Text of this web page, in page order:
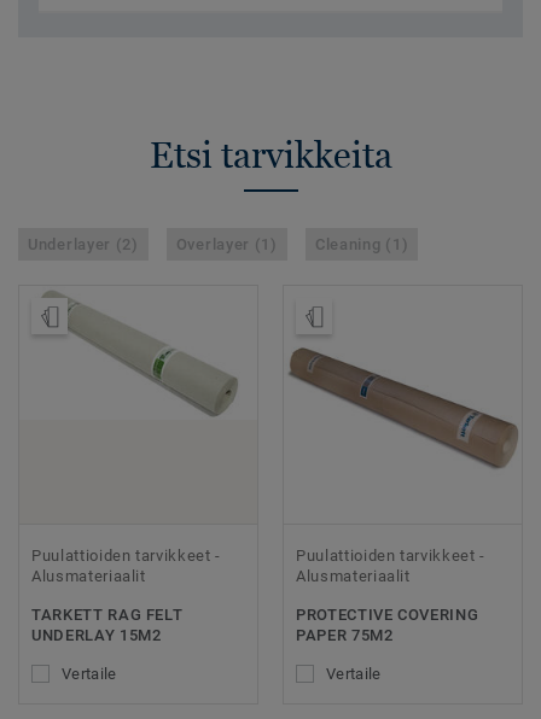
Etsi tarvikkeita
Underlayer (2) Overlayer (1) Cleaning (1)
Tilaa malli
Puulattioiden tarvikkeet -
Alusmateriaalit
TARKETT RAG FELT
UNDERLAY 15M2
Vertaile
Puulattioiden tarvikkeet -
Alusmateriaalit
PROTECTIVE COVERING
PAPER 75M2
Vertaile